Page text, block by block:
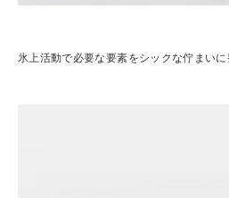
氷上活動で必要な要素をシックな佇まいに